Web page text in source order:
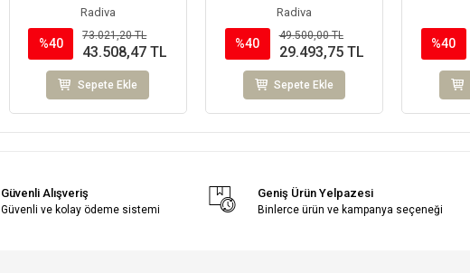
Radiva
%40
73.021,20 TL
43.508,47 TL
Sepete Ekle
Radiva
%40
49.500,00 TL
29.493,75 TL
Sepete Ekle
%40
Güvenli Alışveriş
Güvenli ve kolay ödeme sistemi
Geniş Ürün Yelpazesi
Binlerce ürün ve kampanya seçeneği